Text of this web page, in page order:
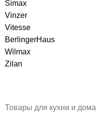
Simax
Vinzer
Vitesse
BerlingerHaus
Wilmax
Zilan
Товары для кухни и дома